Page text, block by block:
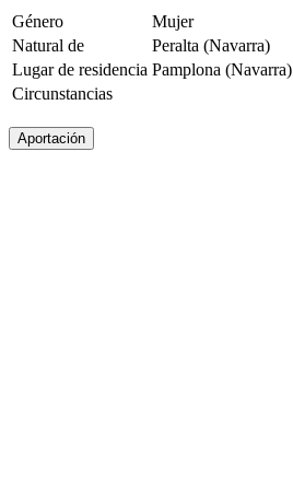
Género
Mujer
Natural de
Peralta (Navarra)
Lugar de residencia Pamplona (Navarra)
Circunstancias